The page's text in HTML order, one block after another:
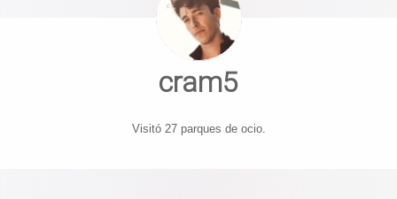
cram5
Visitó 27 parques de ocio.